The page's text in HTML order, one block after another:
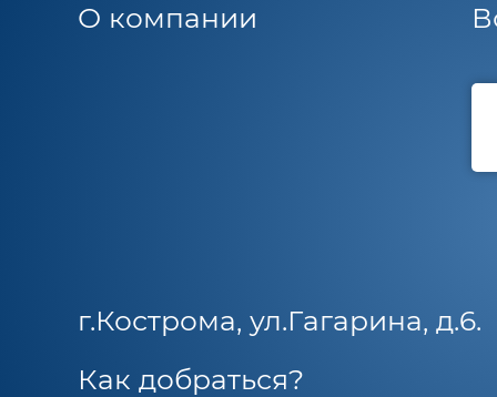
О компании
г.Кострома, ул.Гагарина, д.6.
Как добраться?